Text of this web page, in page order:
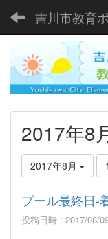
吉川市教育
2017年8
2017年8月
プール最終日-
投稿日時 : 2017/08/